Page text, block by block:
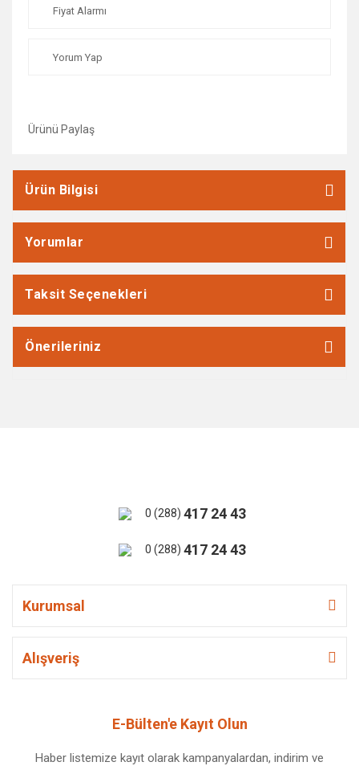
Fiyat Alarmı
Yorum Yap
Ürünü Paylaş
Ürün Bilgisi
Yorumlar
Taksit Seçenekleri
Önerileriniz
0 (288) 417 24 43
0 (288) 417 24 43
Kurumsal
Alışveriş
E-Bülten'e Kayıt Olun
Haber listemize kayıt olarak kampanyalardan, indirim ve